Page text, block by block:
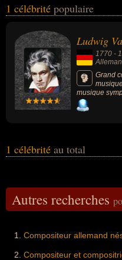
moment de leurs morts, ils
1 célébrité populaire
Ludwig
1770 -
Grand
musique
l’évolution
influencé la
lettre à Élise
1 célébrité au total
Autres recherches
Compositeur allemand
Compositeur et